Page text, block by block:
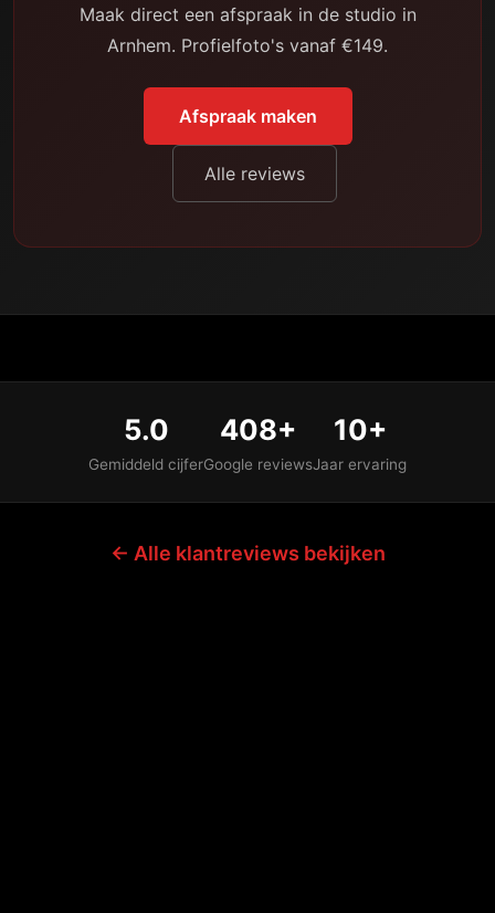
Maak direct een afspraak in de studio in
Arnhem. Profielfoto's vanaf €149.
Afspraak maken
Alle reviews
5.0
Gemiddeld cijfer
408+
Google reviews
10+
Jaar ervaring
← Alle klantreviews bekijken